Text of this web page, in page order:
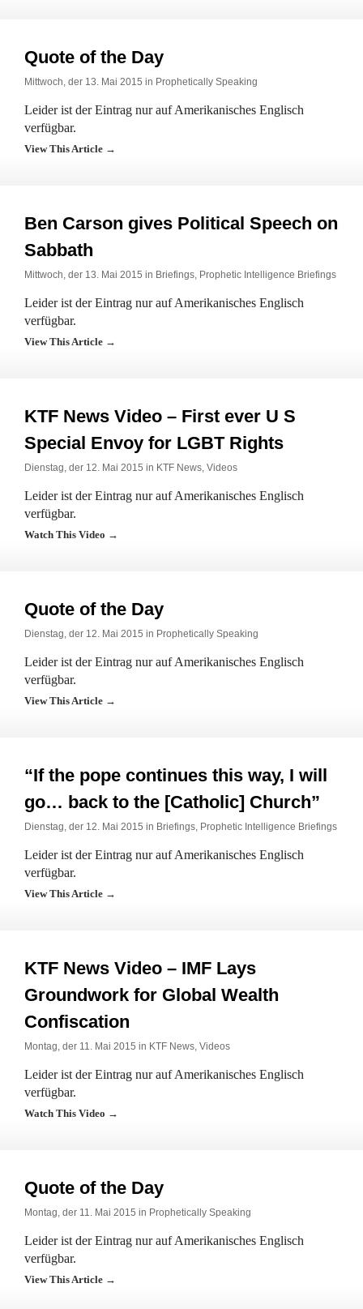
Quote of the Day
Mittwoch, der 13. Mai 2015 in Prophetically Speaking
Leider ist der Eintrag nur auf Amerikanisches Englisch
verfügbar.
View This Article →
Ben Carson gives Political Speech on
Sabbath
Mittwoch, der 13. Mai 2015 in Briefings, Prophetic Intelligence Briefings
Leider ist der Eintrag nur auf Amerikanisches Englisch
verfügbar.
View This Article →
KTF News Video – First ever U S
Special Envoy for LGBT Rights
Dienstag, der 12. Mai 2015 in KTF News, Videos
Leider ist der Eintrag nur auf Amerikanisches Englisch
verfügbar.
Watch This Video →
Quote of the Day
Dienstag, der 12. Mai 2015 in Prophetically Speaking
Leider ist der Eintrag nur auf Amerikanisches Englisch
verfügbar.
View This Article →
“If the pope continues this way, I will
go… back to the [Catholic] Church”
Dienstag, der 12. Mai 2015 in Briefings, Prophetic Intelligence Briefings
Leider ist der Eintrag nur auf Amerikanisches Englisch
verfügbar.
View This Article →
KTF News Video – IMF Lays
Groundwork for Global Wealth
Confiscation
Montag, der 11. Mai 2015 in KTF News, Videos
Leider ist der Eintrag nur auf Amerikanisches Englisch
verfügbar.
Watch This Video →
Quote of the Day
Montag, der 11. Mai 2015 in Prophetically Speaking
Leider ist der Eintrag nur auf Amerikanisches Englisch
verfügbar.
View This Article →